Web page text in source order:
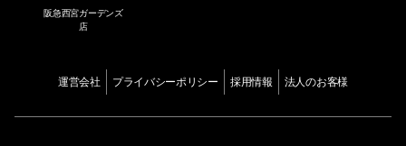
阪急西宮ガーデンズ
店
運営会社 プライバシーポリシー 採用情報 法人のお客様